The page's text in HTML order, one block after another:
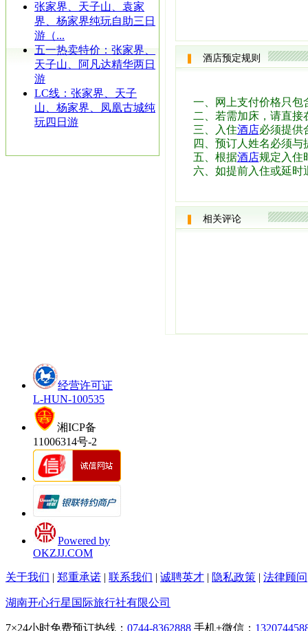
张家界、天子山、袁家
界、杨家界纯玩自助三日
游（...
五一热卖特价：张家界、
天子山、阿凡达精华两日
游
LC线：张家界、天子
山、杨家界、凤凰古城纯
玩四日游
酒店预定规则
一、网上支付价格只包
二、若需加床，请直接
三、入住酒店必须提供
四、预订人姓名必须
五、根据酒店规定入住
六、如提前入住或延时
相关评论
经营许可证
L-HUN-100535
湘ICP备
11006314号-2
Powered by
OKZJJ.COM
关于我们 | 郑重承诺 | 联系我们 | 诚聘英才 | 隐私政策 | 法律顾问
湖南开心行星国际旅行社有限公司
7×24小时免费预订热线： 0744-8362888 手机+微信：